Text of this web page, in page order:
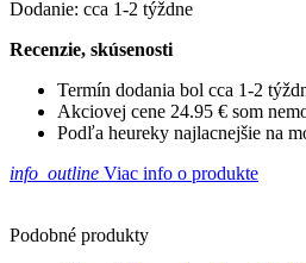
Dodanie: cca 1-2 týždne
Recenzie, skúsenosti
Termín dodania bol cca 1-2
Akciovej cene 24.95 € som
Podľa heureky najlacnejšie na
info_outline Viac info o produkte
Podobné produkty